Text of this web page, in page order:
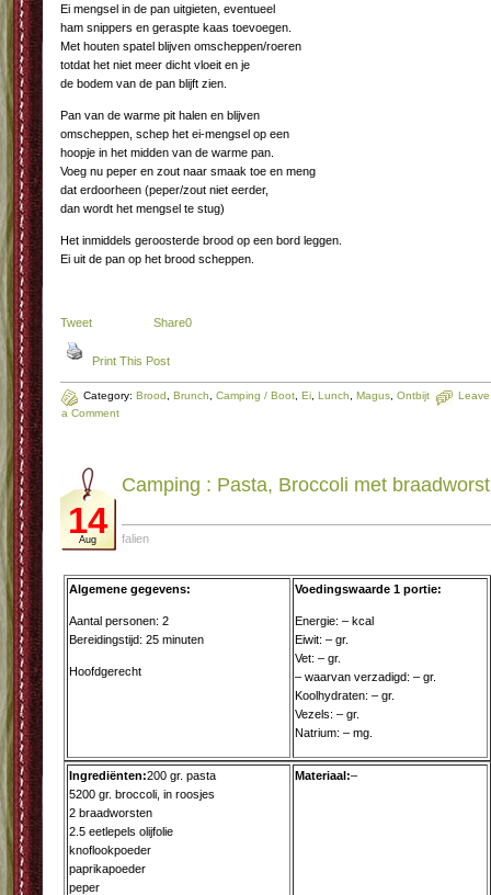
Ei mengsel in de pan uitgieten, eventueel
ham snippers en geraspte kaas toevoegen.
Met houten spatel blijven omscheppen/roeren
totdat het niet meer dicht vloeit en je
de bodem van de pan blijft zien.
Pan van de warme pit halen en blijven
omscheppen, schep het ei-mengsel op een
hoopje in het midden van de warme pan.
Voeg nu peper en zout naar smaak toe en meng
dat erdoorheen (peper/zout niet eerder,
dan wordt het mengsel te stug)
Het inmiddels geroosterde brood op een bord leggen.
Ei uit de pan op het brood scheppen.
Tweet Share0
Print This Post
Category: Brood Brunch Camping / Boot Ei Lunch Magus Ontbijt
Leave
a Comment
14
Aug
Camping : Pasta, Broccoli met braadworst
falien
Algemene gegevens:
Aantal personen: 2
Bereidingstijd: 25 minuten
Hoofdgerecht
Voedingswaarde 1 portie:
Energie: – kcal
Eiwit: – gr.
Vet: – gr.
– waarvan verzadigd: – gr.
Koolhydraten: – gr.
Vezels: – gr.
Natrium: – mg.
Ingrediënten:200 gr. pasta
5200 gr. broccoli, in roosjes
2 braadworsten
2.5 eetlepels olijfolie
knoflookpoeder
paprikapoeder
peper
Materiaal:–